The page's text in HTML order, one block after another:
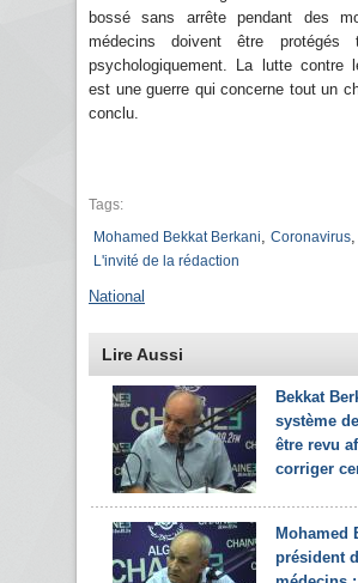
bossé sans arrête pendant des
médecins doivent être protégés
psychologiquement. La lutte contre
est une guerre qui concerne tout un
conclu.
Tags:
Mohamed Bekkat Berkani
Coronavirus
L'invité de la rédaction
National
Lire Aussi
Bekkat
système
être revu
corriger
Mohamed
président